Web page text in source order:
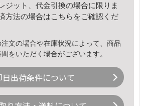
ジット、代金引換の場合に限りま
方法の場合はこちら をご確認くだ
文の場合や在庫状況によって、商品
をいただく場合がございます。
日出荷条件について